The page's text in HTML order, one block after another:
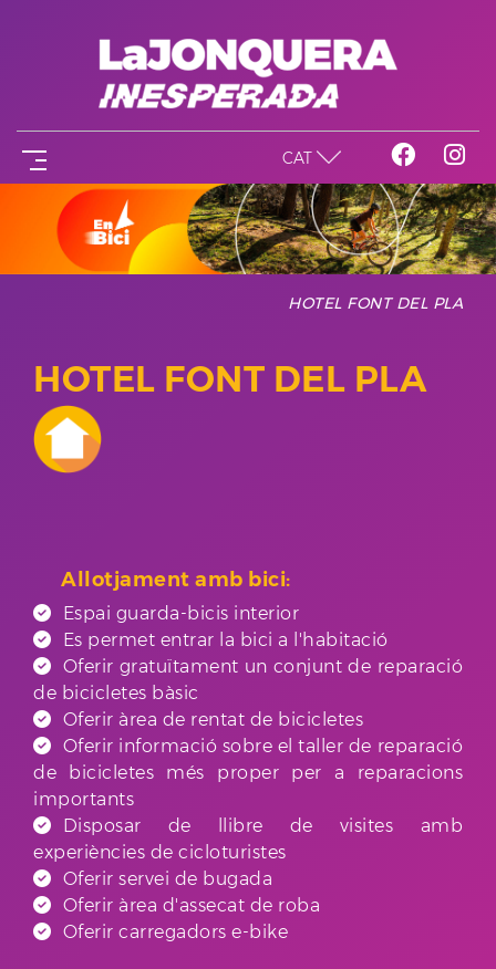
CAT
HOTEL FONT DEL PLA
HOTEL FONT DEL PLA
Allotjament amb bici:
Espai guarda-bicis interior
Es permet entrar la bici a l'habitació
Oferir gratuïtament un conjunt de reparació
de bicicletes bàsic
Oferir àrea de rentat de bicicletes
Oferir informació sobre el taller de reparació
de bicicletes més proper per a reparacions
importants
Disposar de llibre de visites amb
experiències de cicloturistes
Oferir servei de bugada
Oferir àrea d'assecat de roba
Oferir carregadors e-bike